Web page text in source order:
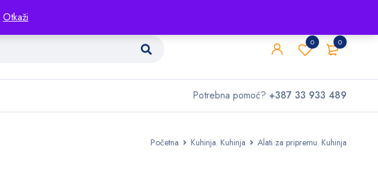
Otkaži
0
0
Potrebna pomoć? +387 33 933 489
Početna Kuhinja. Kuhinja Alati za pripremu. Kuhinja